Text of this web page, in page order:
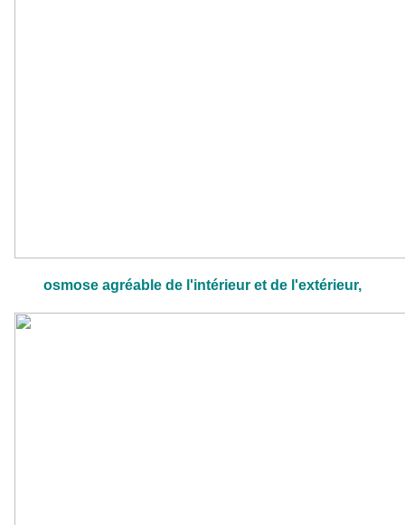
osmose agréable de l'intérieur et de l'extérieur,